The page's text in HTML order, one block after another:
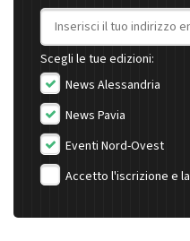
Indirizzo email
Scegli le tue edizioni:
News Alessandria
News Pavia
Eventi Nord-Ovest
Accetto l'iscrizione e la